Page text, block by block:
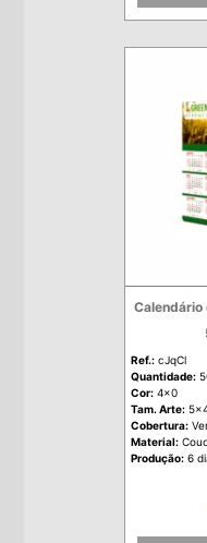
Ref.: cJqCl
Quantidade:
Cor: 4x0
Tam. Arte:
Cobertura:
Material:
Produção: 6